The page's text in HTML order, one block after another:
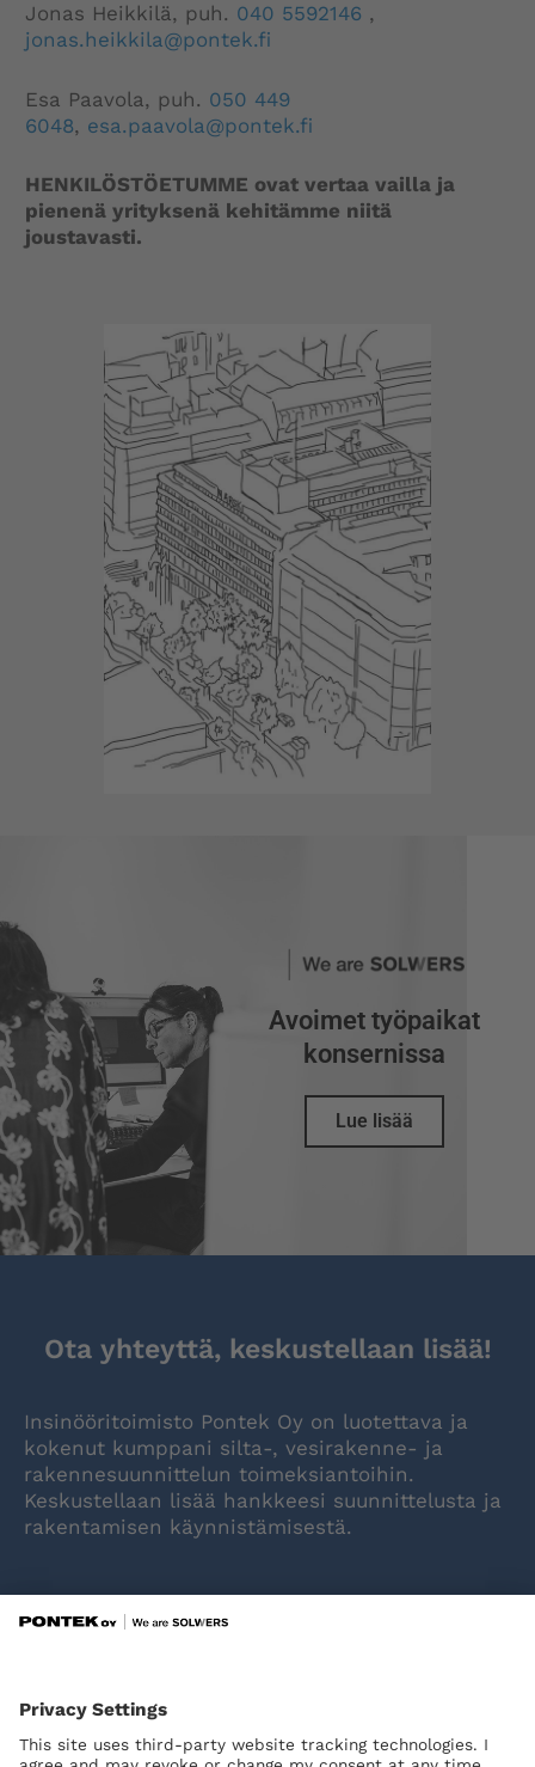
Jonas Heikkilä, puh. 040 5592146 ,
jonas.heikkila@pontek.fi
Esa Paavola, puh. 050 449
6048, esa.paavola@pontek.fi
HENKILÖSTÖETUMME ovat vertaa vailla ja
pienenä yrityksenä kehitämme niitä
joustavasti.
Avoimet työpaikat
konsernissa
Lue lisää
Ota yhteyttä, keskustellaan lisää!
Insinööritoimisto Pontek Oy on luotettava ja
kokenut kumppani silta-, vesirakenne- ja
rakennesuunnittelun toimeksiantoihin.
Keskustellaan lisää hankkeesi suunnittelusta ja
rakentamisen käynnistämisestä.
OTA YHTEYTTÄ!